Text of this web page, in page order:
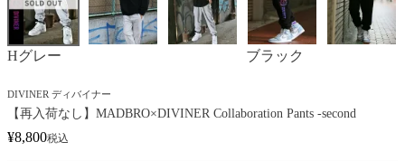
Hグレー ブラック
DIVINER ディバイナー
【再入荷なし】MADBRO×DIVINER Collaboration Pants -second
¥8,800税込